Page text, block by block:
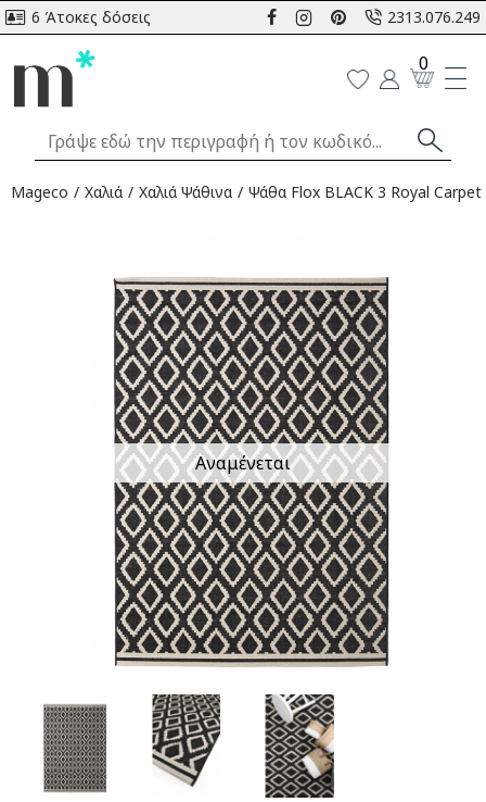
6 Άτοκες δόσεις 2313.076.249
0
Mageco Χαλιά Χαλιά Ψάθινα Ψάθα Flox BLACK 3 Royal
Αναμένεται